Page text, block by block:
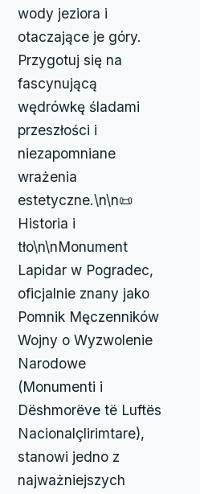
wody jeziora i
otaczające je góry.
Przygotuj się na
fascynującą
wędrówkę śladami
przeszłości i
niezapomniane
wrażenia
estetyczne.\n\n📜
Historia i
tło\n\nMonument
Lapidar w Pogradec,
oficjalnie znany jako
Pomnik Męczenników
Wojny o Wyzwolenie
Narodowe
(Monumenti i
Dëshmorëve të Luftës
Nacionalçlirimtare),
stanowi jedno z
najważniejszych